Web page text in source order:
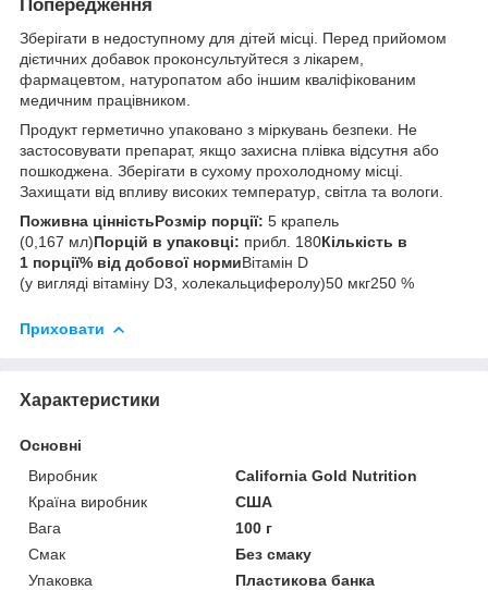
Попередження
Зберігати в недоступному для дітей місці. Перед прийомом
дієтичних добавок проконсультуйтеся з лікарем,
фармацевтом, натуропатом або іншим кваліфікованим
медичним працівником.
Продукт герметично упаковано з міркувань безпеки. Не
застосовувати препарат, якщо захисна плівка відсутня або
пошкоджена. Зберігати в сухому прохолодному місці.
Захищати від впливу високих температур, світла та вологи.
Поживна цінністьРозмір порції: 5 крапель
(0,167 мл)Порцій в упаковці: прибл. 180Кількість в
1 порції% від добової нормиВітамін D
(у вигляді вітаміну D3, холекальциферолу)50 мкг250 %
Приховати
Характеристики
Основні
Виробник
California Gold Nutrition
Країна виробник
США
Вага
100 г
Смак
Без смаку
Упаковка
Пластикова банка